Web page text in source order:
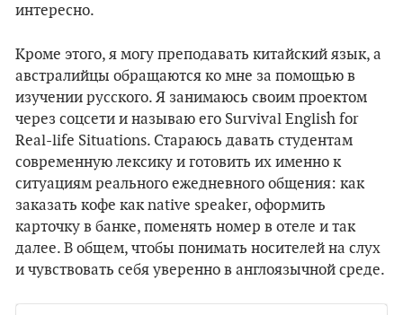
интересно.
Кроме этого, я могу преподавать китайский язык, а
австралийцы обращаются ко мне за помощью в
изучении русского. Я занимаюсь своим проектом
через соцсети и называю его Survival English for
Real-life Situations. Стараюсь давать студентам
современную лексику и готовить их именно к
ситуациям реального ежедневного общения: как
заказать кофе как native speaker, оформить
карточку в банке, поменять номер в отеле и так
далее. В общем, чтобы понимать носителей на слух
и чувствовать себя уверенно в англоязычной среде.